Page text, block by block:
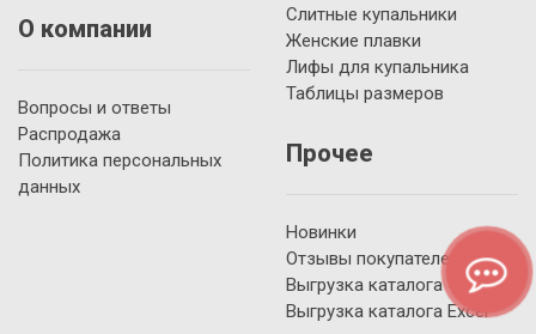
О компании
Вопросы и ответы
Распродажа
Политика персональных
данных
Слитные купальники
Женские плавки
Лифы для купальника
Таблицы размеров
Прочее
Новинки
Отзывы покупателей
Выгрузка каталога YML
Выгрузка каталога Excel